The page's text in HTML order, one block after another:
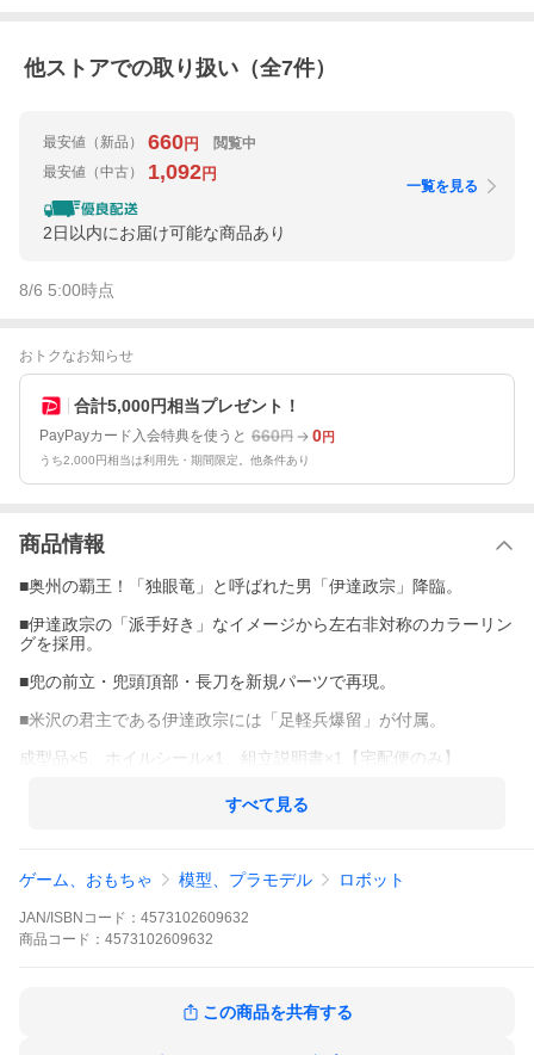
他ストアでの取り扱い（全7件）
最安値 （新品） 660円
閲覧中
最安値 （中古） 1,092円
2日以内にお届け可能な商品あり
一覧を見る
8/6 5:00時点
おトクなお知らせ
合計5,000円相当プレゼント！
PayPayカード入会特典を使うと 660円 0円
うち2,000円相当は利用先・期間限定。他条件あり
商品情報
■奥州の覇王！「独眼竜」と呼ばれた男「伊達政宗」降臨。
■伊達政宗の「派手好き」なイメージから左右非対称のカラーリン
グを採用。
■兜の前立・兜頭頂部・長刀を新規パーツで再現。
■米沢の君主である伊達政宗には「足軽兵爆留」が付属。
成型品×5、ホイルシール×1、組立説明書×1【宅配便のみ】
すべて見る
ゲーム、おもちゃ 模型、プラモデル ロボット
JAN/ISBNコード： 4573102609632
商品 コード： 4573102609632
この商品を共有する